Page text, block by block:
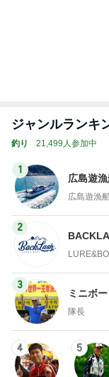
ジャンルランキ
釣り 21,499人参加中
1
広島遊
広島遊漁
2
3
ミニボ
隊長
4 5